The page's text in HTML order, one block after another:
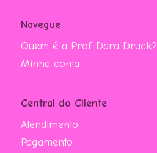
Navegue
Quem é a Prof. Dara Druck?
Minha conta
Central do Cliente
Atendimento
Pagamento